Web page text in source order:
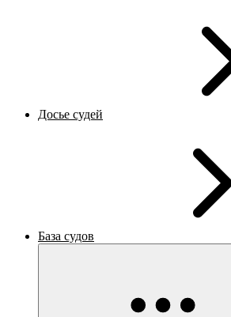
Досье судей
База судов